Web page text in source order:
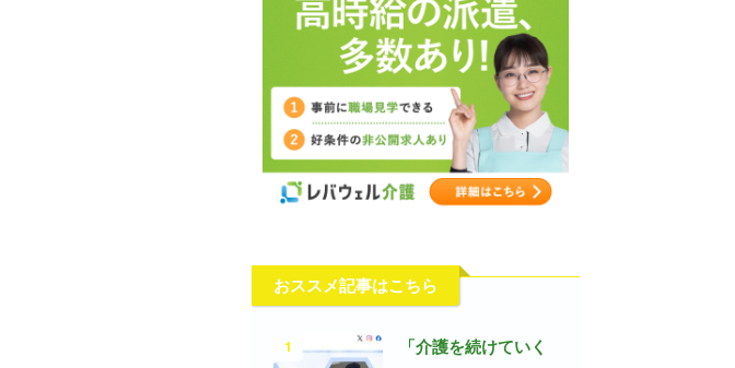
おススメ記事はこちら
1
「介護を続けていく